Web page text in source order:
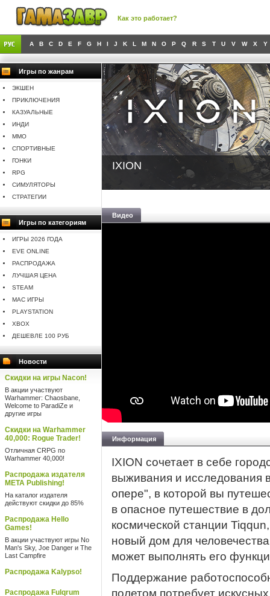
Как это работает?
A B C D E F G H I J K L M N O P Q R S T U V W X Y
Игры по жанрам
ЭКШЕН
ПРИКЛЮЧЕНИЯ
КАЗУАЛЬНЫЕ
ИНДИ
MMO
СПОРТИВНЫЕ
ГОНКИ
RPG
СИМУЛЯТОРЫ
СТРАТЕГИИ
Игры по категориям
ИГРЫ 2026 ГОДА
EVE ONLINE
РАСПРОДАЖА
ЛУЧШАЯ ЦЕНА
STEAM
MAC ИГРЫ
PLAYSTATION
XBOX
ДЕШЕВЛЕ 100 РУБ
Новости
Скидки на игры Nacon!
В акции участвуют
Warhammer: Chaosbane,
Welcome to ParadiZe и
другие игры
Скидки на Warhammer
40,000: Rogue Trader!
Отличная CRPG по
Warhammer 40,000!
Распродажа издателя
META Publishing!
На каталог издателя
действуют скидки до 85%
Распродажа Hello
Games!
В акции участвуют игры No
Man's Sky, Joe Danger и The
Last Campfire
Распродажа Kalypso!
Распродажа Fulqrum
IXION
Видео
Информация
IXION сочетает в себе
выживания и исследования
опере", в которой вы
в опасное путешествие в
космической станции
новый дом для
может выполнять его
Поддержание
полетом потребует